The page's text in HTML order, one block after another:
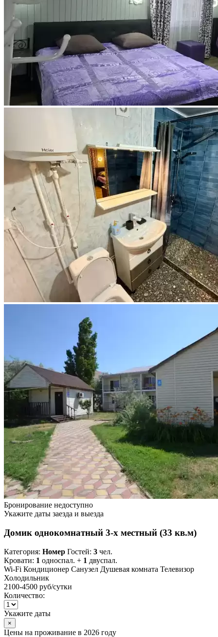
Бронирование недоступно
Укажите даты заезда и выезда
Домик однокомнатный 3-х местный (33 кв.м)
Категория: Номер Гостей: 3 чел.
Кровати: 1 односпал. + 1 двуспал.
Wi-Fi Кондиционер Санузел Душевая комната Телевизор
Холодильник
2100-4500 руб/сутки
Количество:
Укажите даты
×
Цены на проживание в 2026 году